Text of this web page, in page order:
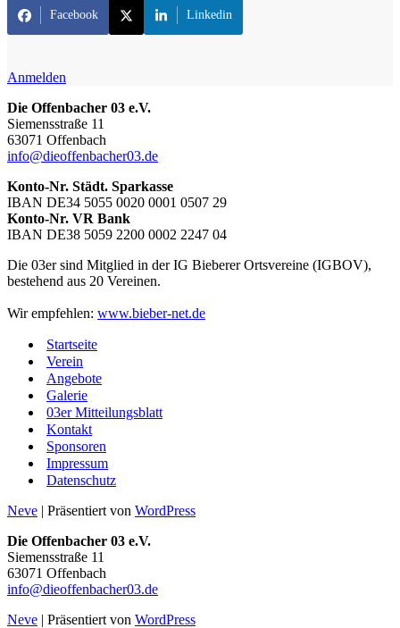
Facebook Linkedin
Anmelden
Die Offenbacher 03 e.V.
Siemensstraße 11
63071 Offenbach
info@dieoffenbacher03.de
Konto-Nr. Städt. Sparkasse
IBAN DE34 5055 0020 0001 0507 29
Konto-Nr. VR Bank
IBAN DE38 5059 2200 0002 2247 04
Die 03er sind Mitglied in der IG Bieberer Ortsvereine (IGBOV),
bestehend aus 20 Vereinen.
Wir empfehlen: www.bieber-net.de
Startseite
Verein
Angebote
Galerie
03er Mitteilungsblatt
Kontakt
Sponsoren
Impressum
Datenschutz
Neve | Präsentiert von WordPress
Die Offenbacher 03 e.V.
Siemensstraße 11
63071 Offenbach
info@dieoffenbacher03.de
Neve | Präsentiert von WordPress